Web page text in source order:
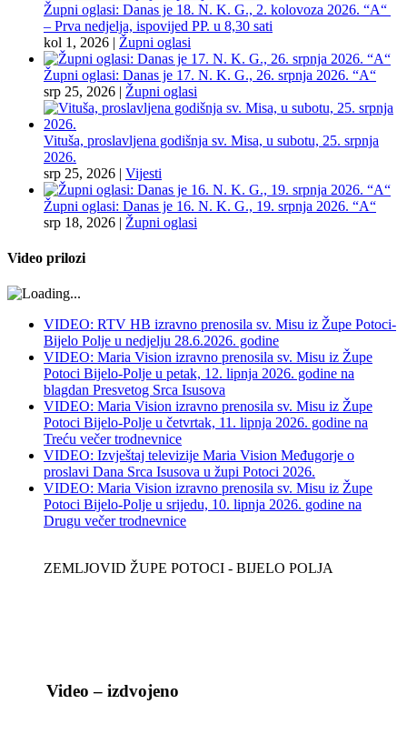
Župni oglasi: Danas je 18. N. K. G., 2. kolovoza 2026. “A“
– Prva nedjelja, ispovijed PP. u 8,30 sati
kol 1, 2026 | Župni oglasi
Župni oglasi: Danas je 17. N. K. G., 26. srpnja 2026. “A“
srp 25, 2026 | Župni oglasi
Vituša, proslavljena godišnja sv. Misa, u subotu, 25. srpnja
2026.
srp 25, 2026 | Vijesti
Župni oglasi: Danas je 16. N. K. G., 19. srpnja 2026. “A“
srp 18, 2026 | Župni oglasi
Video prilozi
VIDEO: RTV HB izravno prenosila sv. Misu iz Župe Potoci-
Bijelo Polje u nedjelju 28.6.2026. godine
VIDEO: Maria Vision izravno prenosila sv. Misu iz Župe
Potoci Bijelo-Polje u petak, 12. lipnja 2026. godine na
blagdan Presvetog Srca Isusova
VIDEO: Maria Vision izravno prenosila sv. Misu iz Župe
Potoci Bijelo-Polje u četvrtak, 11. lipnja 2026. godine na
Treću večer trodnevnice
VIDEO: Izvještaj televizije Maria Vision Međugorje o
proslavi Dana Srca Isusova u župi Potoci 2026.
VIDEO: Maria Vision izravno prenosila sv. Misu iz Župe
Potoci Bijelo-Polje u srijedu, 10. lipnja 2026. godine na
Drugu večer trodnevnice
ZEMLJOVID ŽUPE POTOCI - BIJELO POLJA
Video – izdvojeno